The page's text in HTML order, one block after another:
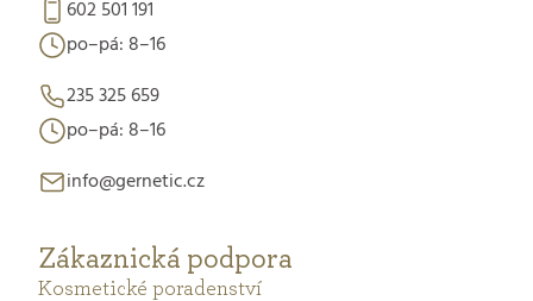
602 501 191
po–pá: 8–16
235 325 659
po–pá: 8–16
info@gernetic.cz
Zákaznická podpora
Kosmetické poradenství